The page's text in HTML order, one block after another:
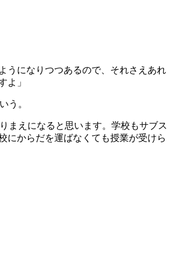
うになりつつあるので、それさえあれ
よ」
う。
まえになると思います。学校もサブス
にからだを運ばなくても授業が受けら